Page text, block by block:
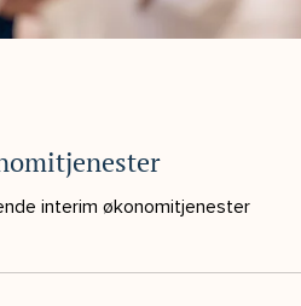
Regnskapssjef og
fra Aider, hvor han som Senior
vært Manager i EY, hvor han
kompetanse innenf